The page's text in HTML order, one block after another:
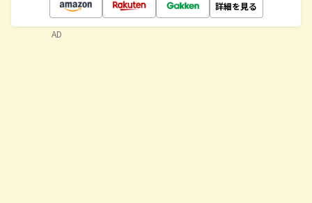
詳細を見る
AD